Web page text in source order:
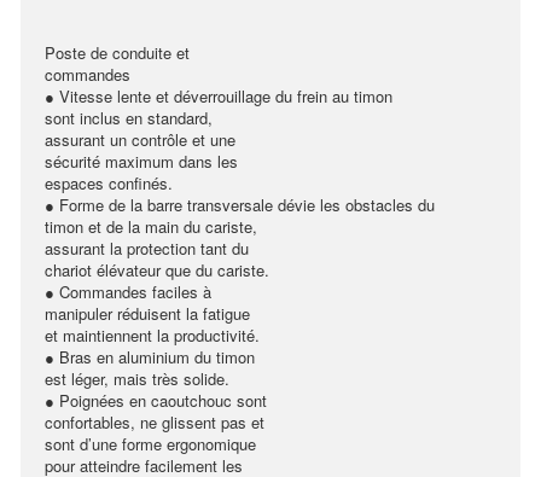
Poste de conduite et
commandes
● Vitesse lente et déverrouillage du frein au timon
sont inclus en standard,
assurant un contrôle et une
sécurité maximum dans les
espaces confinés.
● Forme de la barre transversale dévie les obstacles du
timon et de la main du cariste,
assurant la protection tant du
chariot élévateur que du cariste.
● Commandes faciles à
manipuler réduisent la fatigue
et maintiennent la productivité.
● Bras en aluminium du timon
est léger, mais très solide.
● Poignées en caoutchouc sont
confortables, ne glissent pas et
sont d’une forme ergonomique
pour atteindre facilement les